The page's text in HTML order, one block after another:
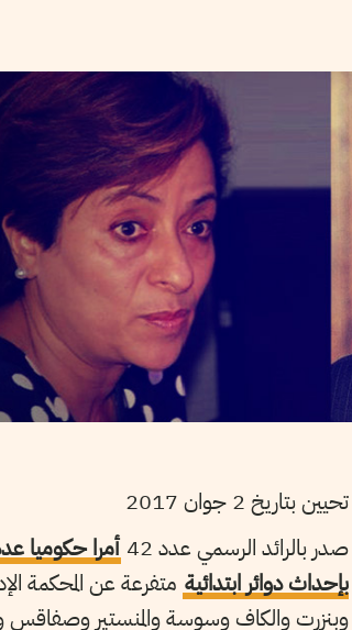
تحيين بتاريخ 2 جوان 2017
صدر بالرائد الرسمي عدد 42
بإحداث دوائر ابتدائية متفرعة عن المحكمة
وبنزرت والكاف وسوسة والمنستير